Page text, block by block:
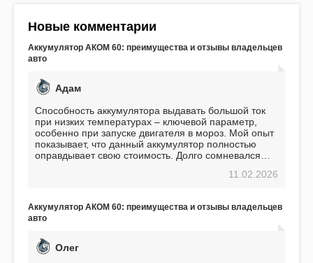
Новые комментарии
Аккумулятор АКОМ 60: преимущества и отзывы владельцев
авто
Адам
Способность аккумулятора выдавать большой ток
при низких температурах – ключевой параметр,
особенно при запуске двигателя в мороз. Мой опыт
показывает, что данный аккумулятор полностью
оправдывает свою стоимость. Долго сомневался
пожалел. Считаю, что это отличное вложение,11.02.2026
Аккумулятор АКОМ 60: преимущества и отзывы владельцев
авто
Олег